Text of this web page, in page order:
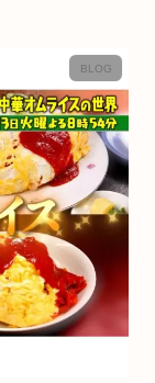
BLOG